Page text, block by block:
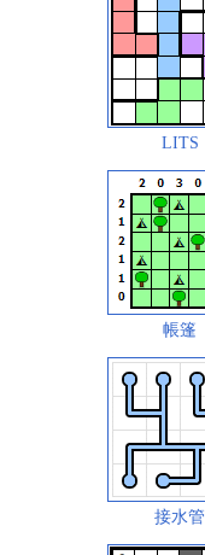
LITS
帳篷
接水管